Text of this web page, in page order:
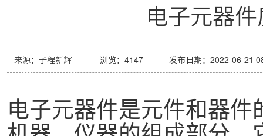
电子元器
来源：子程新辉 浏览： 4147 发布日期：2022-06-21
电子元器件是元件和器